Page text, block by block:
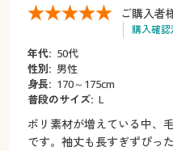
ご購入者
購入確認
年代: 50代
性別: 男性
身長: 170～175cm
普段のサイズ: L
ポリ素材が増えている中、
です。袖丈も長すぎずぴっ